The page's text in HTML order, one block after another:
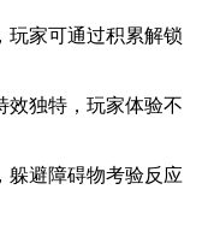
玩家可通过积累解锁
效独特，玩家体验不
躲避障碍物考验反应